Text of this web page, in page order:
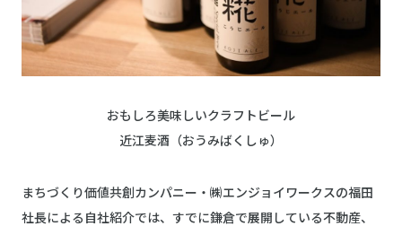
おもしろ美味しいクラフトビール
近江麦酒（おうみばくしゅ）
まちづくり価値共創カンパニー・㈱エンジョイワークスの福田
社長による自社紹介では、すでに鎌倉で展開している不動産、